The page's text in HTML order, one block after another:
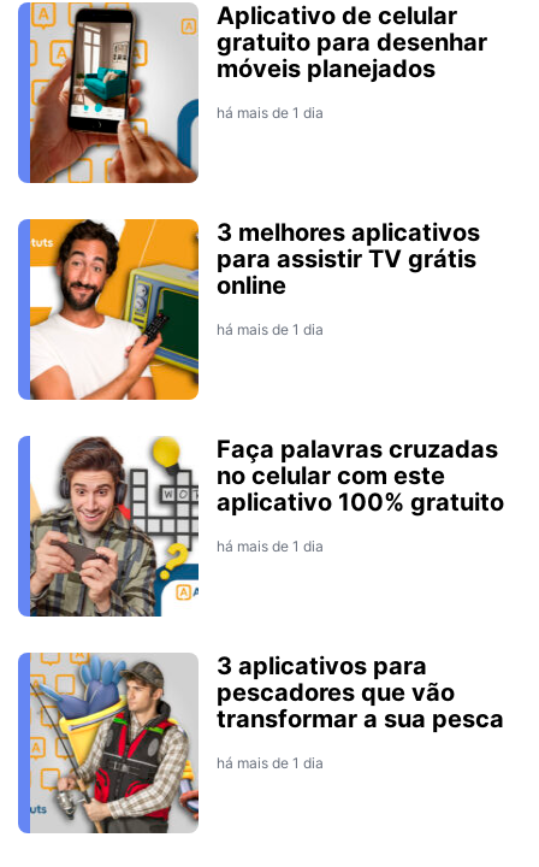
Aplicativo de celular
gratuito para desenhar
móveis planejados
há mais de 1 dia
3 melhores aplicativos
para assistir TV grátis
online
há mais de 1 dia
Faça palavras cruzadas
no celular com este
aplicativo 100% gratuito
há mais de 1 dia
3 aplicativos para
pescadores que vão
transformar a sua pesca
há mais de 1 dia